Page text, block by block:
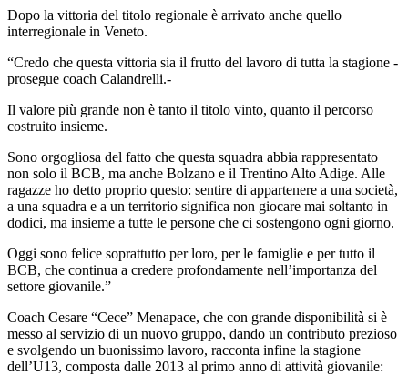
Dopo la vittoria del titolo regionale è arrivato anche quello
interregionale in Veneto.
“Credo che questa vittoria sia il frutto del lavoro di tutta la stagione -
prosegue coach Calandrelli.-
Il valore più grande non è tanto il titolo vinto, quanto il percorso
costruito insieme.
Sono orgogliosa del fatto che questa squadra abbia rappresentato
non solo il BCB, ma anche Bolzano e il Trentino Alto Adige. Alle
ragazze ho detto proprio questo: sentire di appartenere a una società,
a una squadra e a un territorio significa non giocare mai soltanto in
dodici, ma insieme a tutte le persone che ci sostengono ogni giorno.
Oggi sono felice soprattutto per loro, per le famiglie e per tutto il
BCB, che continua a credere profondamente nell’importanza del
settore giovanile.”
Coach Cesare “Cece” Menapace, che con grande disponibilità si è
messo al servizio di un nuovo gruppo, dando un contributo prezioso
e svolgendo un buonissimo lavoro, racconta infine la stagione
dell’U13, composta dalle 2013 al primo anno di attività giovanile: